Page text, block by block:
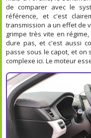
de comparer avec le
référence, et c'est
transmission a un effet de
grimpe très vite en
dure pas, et c'est aussi
passe sous le capot, et on
complexe ici. Le moteur